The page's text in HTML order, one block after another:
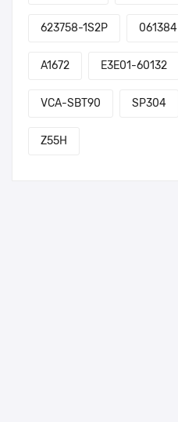
623758-1S2P 061384
A1672 E3E01-60132
VCA-SBT90 SP304
Z55H